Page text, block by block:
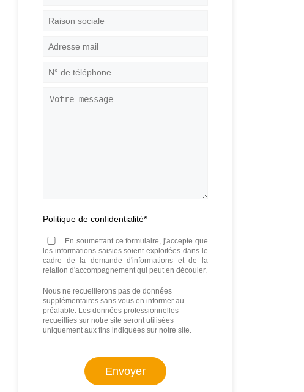
prénom*
Raison
Adresse
N°
téléphone*
Votre
Politique de confidentialité*
En soumettant ce formulaire, j'accepte que
les informations saisies soient exploitées dans le
cadre de la demande d'informations et de la
relation d'accompagnement qui peut en découler.
Nous ne recueillerons pas de données
supplémentaires sans vous en informer au
préalable. Les données professionnelles
recueillies sur notre site seront utilisées
uniquement aux fins indiquées sur notre site.